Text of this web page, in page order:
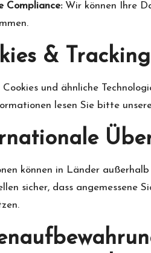
Compliance:Wir können Ihre
&
und ähnliche
lesen Sie bitte
können in Länder
sicher, dass angemessene